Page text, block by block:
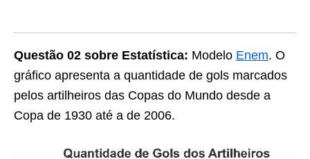
Questão 02 sobre Estatística: Modelo Enem. O
gráfico apresenta a quantidade de gols marcados
pelos artilheiros das Copas do Mundo desde a
Copa de 1930 até a de 2006.